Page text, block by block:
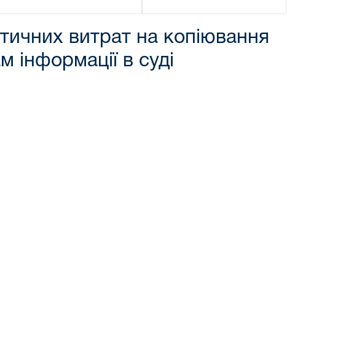
витрат на копіювання
інформації в суді